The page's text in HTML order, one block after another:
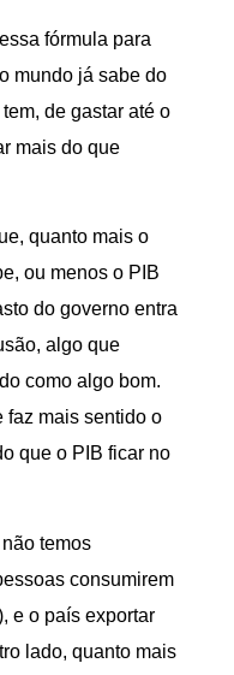
fórmula para
mundo já sabe do
de gastar até o
mais do que
quanto mais o
ou menos o PIB
do governo entra
algo que
como algo bom.
faz mais sentido o
que o PIB ficar no
temos
consumirem
e o país exportar
lado, quanto mais